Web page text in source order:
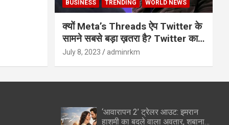
BUSINESS TRENDING WORLD NEWS
क्यों Meta’s Threads ऐप Twitter के
सामने सबसे बड़ा ख़तरा है? Twitter का
अंत?
July 8, 2023 adminrkm
‘आवारापन 2’ ट्रेलर आउट: इमरान
हाशमी का बदले वाला अवतार, शबाना